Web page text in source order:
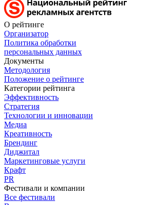
О рейтинге
Организатор
Политика обработки
персональных данных
Документы
Методология
Положение о рейтинге
Категории рейтинга
Эффективность
Стратегия
Технологии и инновации
Медиа
Креативность
Брендинг
Диджитал
Маркетинговые услуги
Крафт
PR
Фестивали и компании
Все фестивали